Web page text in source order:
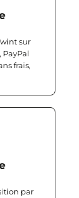
sur
PayPal
frais,
par